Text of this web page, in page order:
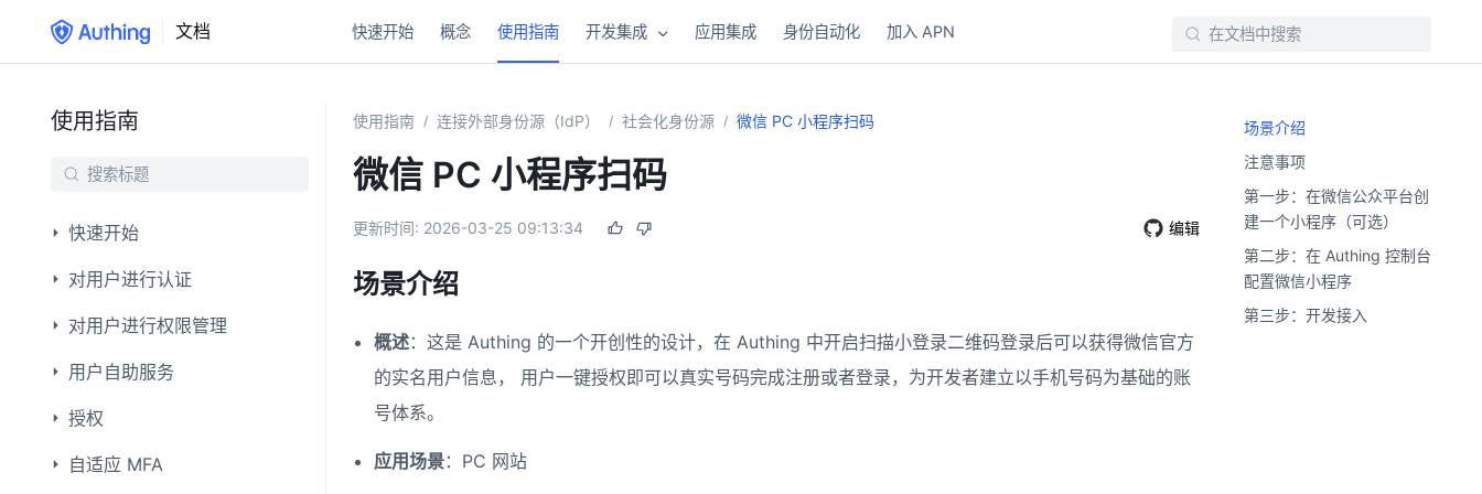
文档 快速开始 概念 使用指南 开发集成 应用集成 身份自动化 加入 APN
使用指南
快速开始
对用户进行认证
对用户进行权限管理
用户自助服务
授权
自适应 MFA
使用指南 / 连接外部身份源（IdP） / 社会化身份源 / 微信 PC 小程序扫码
微信 PC 小程序扫码
更新时间: 2026-03-25 09:13:34 编辑
场景介绍
概述：这是 Authing 的一个开创性的设计，在 Authing 中开启扫描小登录二维码登录后可以获得微信官方
的实名用户信息， 用户一键授权即可以真实号码完成注册或者登录，为开发者建立以手机号码为基础的账
号体系。
应用场景：PC 网站
场景介绍
注意事项
第一步：在微信公众平台创
建一个小程序（可选）
第二步：在 Authing 控制台
配置微信小程序
第三步：开发接入